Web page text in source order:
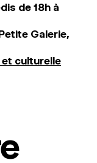
de 18h à
Galerie,
culturelle